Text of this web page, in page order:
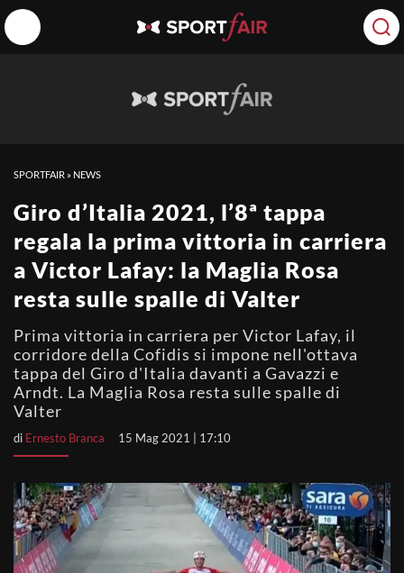
SPORTFAIR » NEWS
Giro d’Italia 2021, l’8ª tappa
regala la prima vittoria in carriera
a Victor Lafay: la Maglia Rosa
resta sulle spalle di Valter
Prima vittoria in carriera per Victor Lafay, il
corridore della Cofidis si impone nell'ottava
tappa del Giro d'Italia davanti a Gavazzi e
Arndt. La Maglia Rosa resta sulle spalle di
Valter
di Ernesto Branca 15 Mag 2021 | 17:10